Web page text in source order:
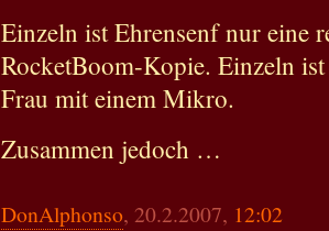
Einzeln ist Ehrensenf nur eine
RocketBoom-Kopie. Einzeln
Frau mit einem Mikro.
Zusammen jedoch …
DonAlphonso, 20.2.2007, 12:02